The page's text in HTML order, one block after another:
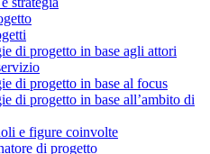
di progetto in base agli attori
di progetto in base al focus
di progetto in base all’ambito di
e figure coinvolte
di progetto